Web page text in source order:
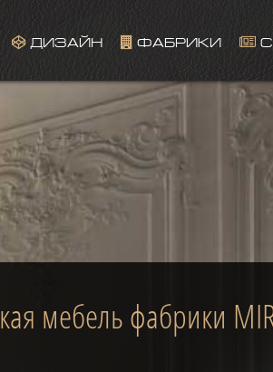
ДИЗАЙН ФАБРИКИ
page can't load Google Maps correctly.
you own this website?
мебель фабрики